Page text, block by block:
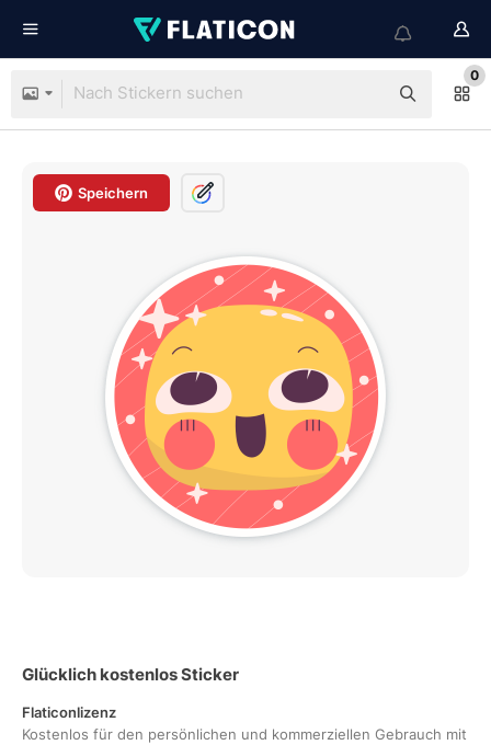
0
Speichern
Glücklich kostenlos Sticker
Flaticonlizenz
Kostenlos für den persönlichen und kommerziellen Gebrauch mit